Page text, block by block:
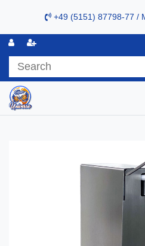
+49 (5151) 87798-77 /